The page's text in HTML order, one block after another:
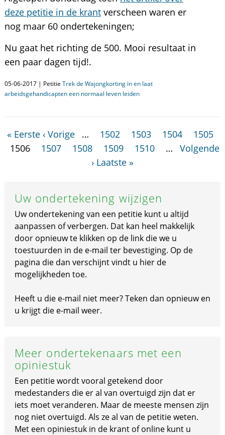
deze petitie in de krantverscheen waren er
nog maar 60 ondertekeningen;
Nu gaat het richting de 500. Mooi resultaat in
een paar dagen tijd!.
05-06-2017 | Petitie Trek de Wajongkorting in en laat
arbeidsgehandicapten een normaal leven leiden
« Eerste ‹ Vorige … 1502 1503 1504
1505
1506
1507 1508 1509 1510 …
Volgende
› Laatste »
Uw ondertekening wijzigen
Uw ondertekening van een petitie kunt u altijd
aanpassen of verbergen. Dat kan heel makkelijk
door opnieuw te klikken op de link die we u
toestuurden in de e-mail ter bevestiging. Op de
pagina die dan verschijnt vindt u hier de
mogelijkheden toe.
Heeft u die e-mail niet meer? Teken dan opnieuw en
u krijgt die e-mail weer.
Meer ondertekenaars met een
opiniestuk
Een petitie wordt vooral getekend door
medestanders die er al van overtuigd zijn dat er
iets moet veranderen. Maar de meeste mensen zijn
nog niet overtuigd. Als ze al van de petitie weten.
Met een opiniestuk in de krant of online kunt u